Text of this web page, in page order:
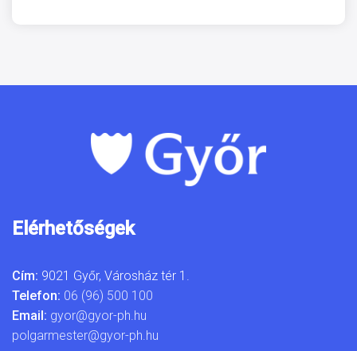
Elérhetőségek
Cím: 9021 Győr, Városház tér 1.
Telefon: 06 (96) 500 100
Email: gyor@gyor-ph.hu
polgarmester@gyor-ph.hu